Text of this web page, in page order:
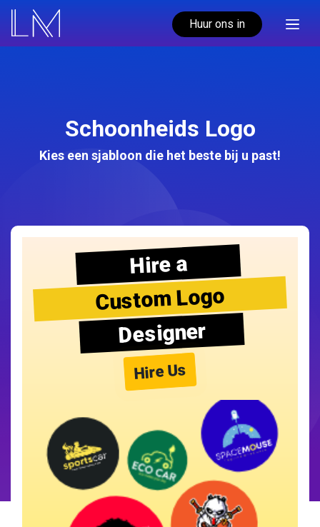
Huur ons in
Schoonheids Logo
Kies een sjabloon die het beste bij u past!
Hire a
Custom Logo
Designer
Hire Us